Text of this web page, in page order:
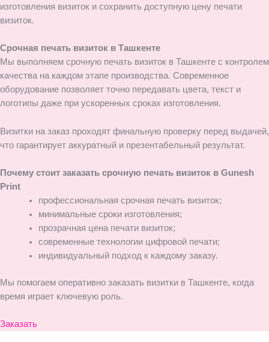
изготовления визиток и сохранить доступную цену печати
визиток.
Срочная печать визиток в Ташкенте
Мы выполняем срочную печать визиток в Ташкенте с контролем
качества на каждом этапе производства. Современное
оборудование позволяет точно передавать цвета, текст и
логотипы даже при ускоренных сроках изготовления.
Визитки на заказ проходят финальную проверку перед выдачей,
что гарантирует аккуратный и презентабельный результат.
Почему стоит заказать срочную печать визиток в Gunesh
Print
профессиональная срочная печать визиток;
минимальные сроки изготовления;
прозрачная цена печати визиток;
современные технологии цифровой печати;
индивидуальный подход к каждому заказу.
Мы помогаем оперативно заказать визитки в Ташкенте, когда
время играет ключевую роль.
Заказать